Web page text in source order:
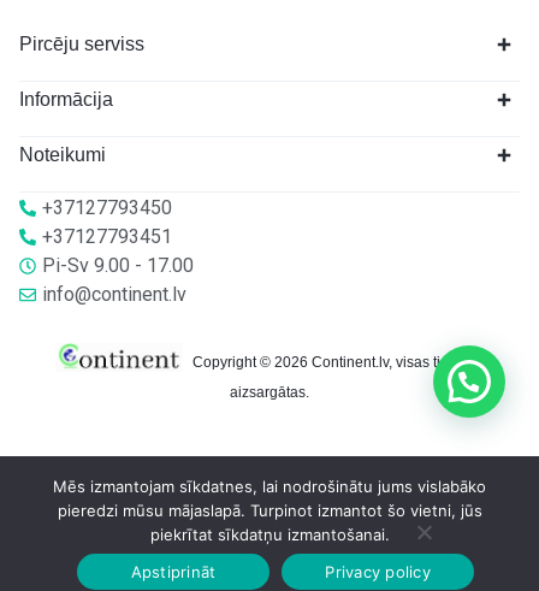
Pircēju serviss
Informācija
Noteikumi
+37127793450
+37127793451
Pi-Sv 9.00 - 17.00
info@continent.lv
Copyright © 2026 Continent.lv, visas tiesības
aizsargātas.
Sākumlapa Veikalā Grozs
Mēs izmantojam sīkdatnes, lai nodrošinātu jums vislabāko
pieredzi mūsu mājaslapā. Turpinot izmantot šo vietni, jūs
piekrītat sīkdatņu izmantošanai.
Apstiprināt
Privacy policy